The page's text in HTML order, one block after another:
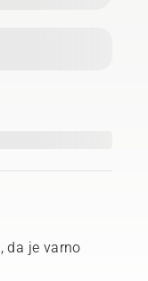
da je varno